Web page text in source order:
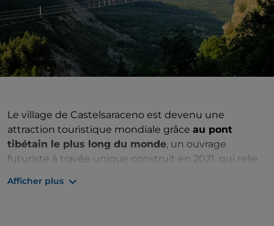
Le village de Castelsaraceno est devenu une
attraction touristique mondiale grâce au pont
tibétain le plus long du monde, un ouvrage
futuriste à travée unique construit en 2021, qui relie
600 mètres de long
Afficher plus